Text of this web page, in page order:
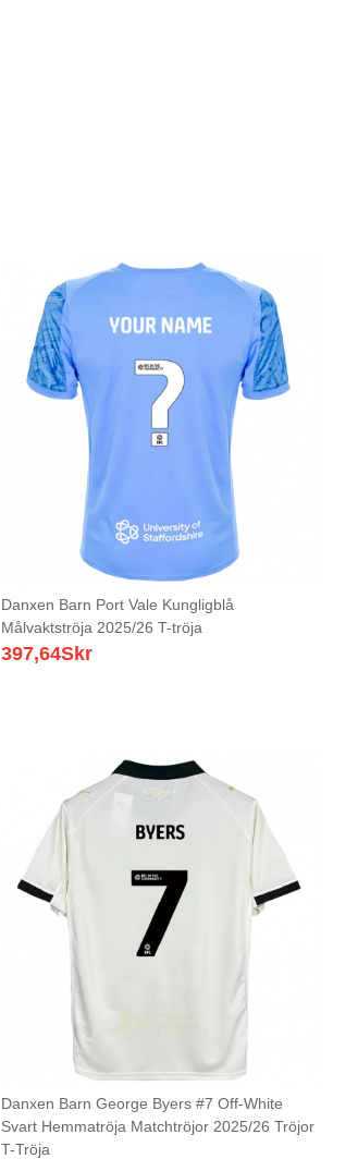
Danxen Barn Port Vale Kungligblå
Målvaktströja 2025/26 T-tröja
397,64Skr
Danxen Barn George Byers #7 Off-White
Svart Hemmatröja Matchtröjor 2025/26 Tröjor
T-Tröja